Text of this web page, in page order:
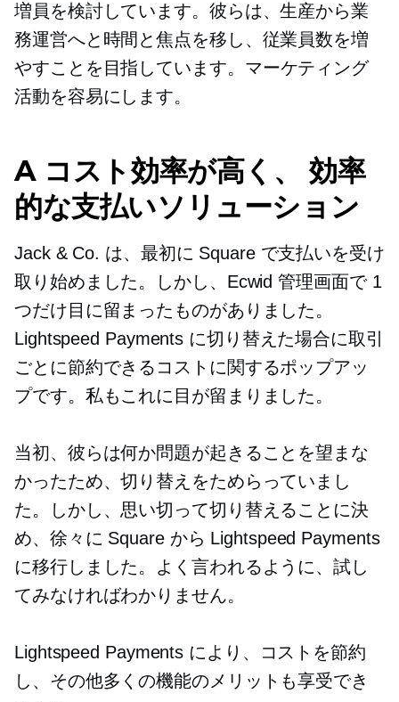
増員を検討しています。彼らは、生産から業
務運営へと時間と焦点を移し、従業員数を増
やすことを目指しています。 マーケティング
活動を容易にします。
A コスト効率が高く、
効率
的な支払いソリューション
Jack & Co. は、最初に Square で支払いを受け
取り始めました。しかし、Ecwid 管理画面で 1
つだけ目に留まったものがありました。
Lightspeed Payments に切り替えた場合に取引
ごとに節約できるコストに関するポップアッ
プです。私もこれに目が留まりました。
当初、彼らは何か問題が起きることを望まな
かったため、切り替えをためらっていまし
た。しかし、思い切って切り替えることに決
め、徐々に Square から Lightspeed Payments
に移行しました。よく言われるように、試し
てみなければわかりません。
Lightspeed Payments により、コストを節約
し、その他多くの機能のメリットも享受でき